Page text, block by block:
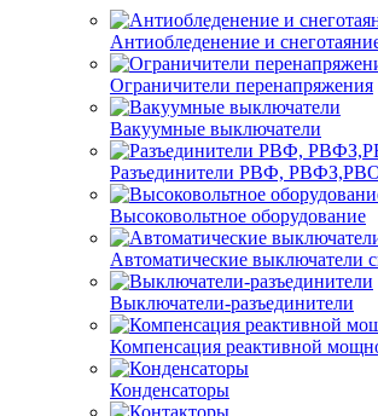
Антиобледенение и
Ограничители перенапряжения
Вакуумные выключатели
Разъединители РВФ,
Высоковольтное оборудование
Автоматические выключатели
Выключатели-разъединители
Компенсация реактивной
Конденсаторы